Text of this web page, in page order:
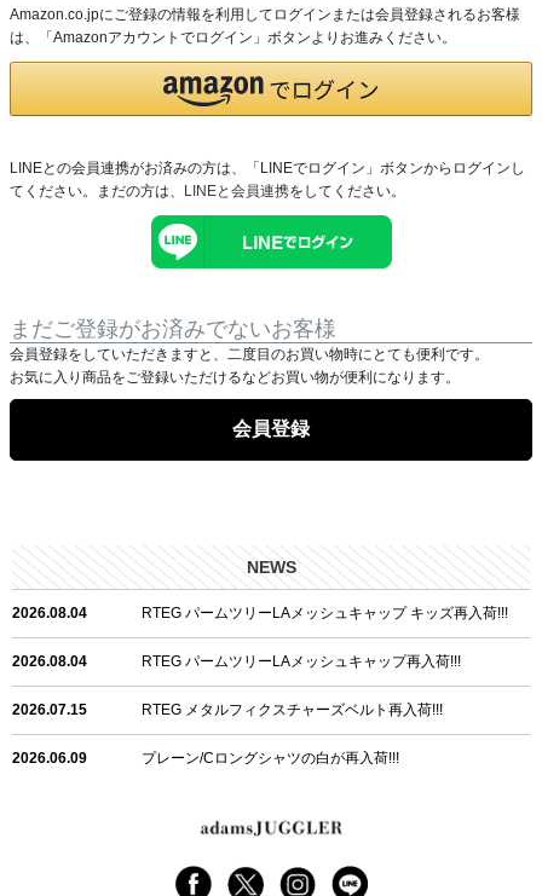
Amazon.co.jpにご登録の情報を利用してログインまたは会員登録されるお客様
は、「Amazonアカウントでログイン」ボタンよりお進みください。
LINEとの会員連携がお済みの方は、「LINEでログイン」ボタンからログインし
てください。まだの方は、 LINEと会員連携をしてください。
まだご登録がお済みでないお客様
会員登録をしていただきますと、二度目のお買い物時にとても便利です。
お気に入り商品をご登録いただけるなどお買い物が便利になります。
会員登録
NEWS
2026.08.04 RTEG パームツリーLAメッシュキャップ キッズ再入荷!!!
2026.08.04 RTEG パームツリーLAメッシュキャップ再入荷!!!
2026.07.15 RTEG メタルフィクスチャーズベルト再入荷!!!
2026.06.09 プレーン/Cロングシャツの白が再入荷!!!